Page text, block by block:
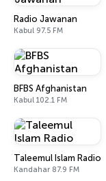
Radio Jawanan
Kabul 97.5 FM
BFBS Afghanistan
Kabul 102.1 FM
Taleemul Islam Radio
Kandahar 87.9 FM